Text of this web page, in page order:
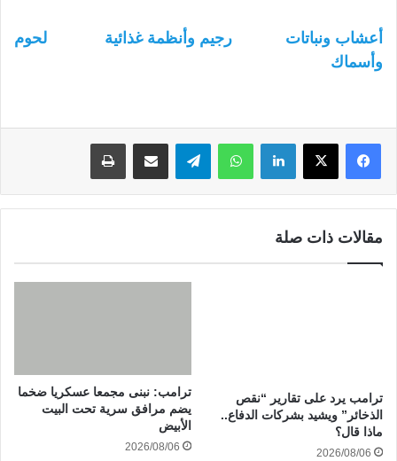
أعشاب ونباتات رجيم وأنظمة غذائية
لحوم
وأسماك
لينكدإن واتساب
مقالات ذات صلة
ترامب يرد على تقارير “نقص
الذخائر” ويشيد بشركات الدفاع..
ماذا قال؟
2026/08/06
ترامب: نبنى مجمعا عسكريا ضخما
يضم مرافق سرية تحت البيت
الأبيض
2026/08/06